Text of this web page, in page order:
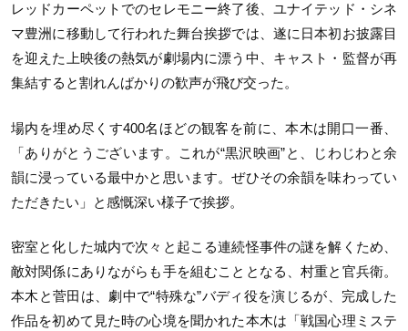
レッドカーペットでのセレモニー終了後、ユナイテッド・シネ
マ豊洲に移動して行われた舞台挨拶では、遂に日本初お披露目
を迎えた上映後の熱気が劇場内に漂う中、キャスト・監督が再
集結すると割れんばかりの歓声が飛び交った。
場内を埋め尽くす400名ほどの観客を前に、本木は開口一番、
「ありがとうございます。これが“黒沢映画”と、じわじわと余
韻に浸っている最中かと思います。ぜひその余韻を味わってい
ただきたい」と感慨深い様子で挨拶。
密室と化した城内で次々と起こる連続怪事件の謎を解くため、
敵対関係にありながらも手を組むこととなる、村重と官兵衛。
本木と菅田は、劇中で“特殊な”バディ役を演じるが、完成した
作品を初めて見た時の心境を聞かれた本木は「戦国心理ミステ